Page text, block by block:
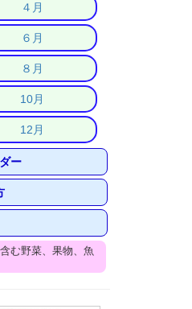
４月
６月
８月
10月
12月
ー
む野菜、果物、魚